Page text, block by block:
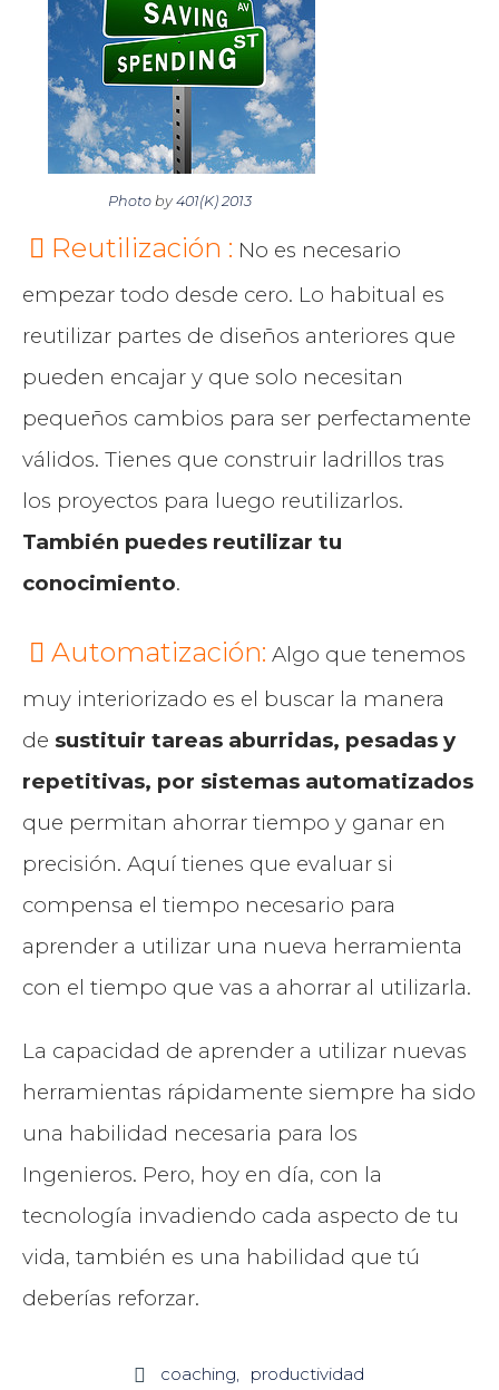
Photoby 401(K) 2013
Reutilización : No es necesario
empezar todo desde cero. Lo habitual es
reutilizar partes de diseños anteriores que
pueden encajar y que solo necesitan
pequeños cambios para ser perfectamente
válidos. Tienes que construir ladrillos tras
los proyectos para luego reutilizarlos.
También puedes reutilizar tu
conocimiento.
Automatización: Algo que tenemos
muy interiorizado es el buscar la manera
de sustituir tareas aburridas, pesadas y
repetitivas, por sistemas automatizados
que permitan ahorrar tiempo y ganar en
precisión. Aquí tienes que evaluar si
compensa el tiempo necesario para
aprender a utilizar una nueva herramienta
con el tiempo que vas a ahorrar al utilizarla.
La capacidad de aprender a utilizar nuevas
herramientas rápidamente siempre ha sido
una habilidad necesaria para los
Ingenieros. Pero, hoy en día, con la
tecnología invadiendo cada aspecto de tu
vida, también es una habilidad que tú
deberías reforzar.
 coaching productividad